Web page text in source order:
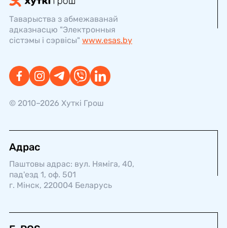
Таварыства з абмежаванай
адказнасцю "Электронныя
сістэмы і сэрвісы" www.esas.by
Адрас
Паштовы адрас: вул. Няміга, 40,
пад'езд 1, оф. 501
г. Мінск, 220004 Беларусь
© 2010–2026 Хуткi Грош